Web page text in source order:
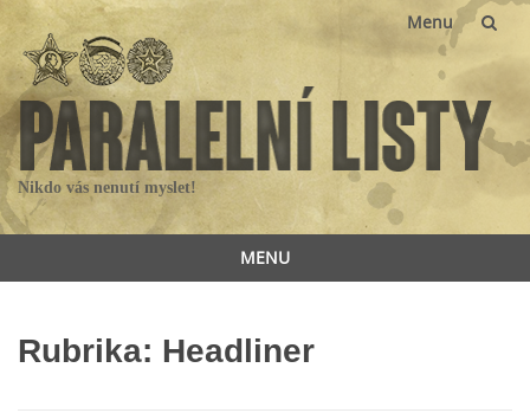
Menu
Skip
content
Nikdo vás nenutí myslet!
MENU
content
Rubrika: Headliner